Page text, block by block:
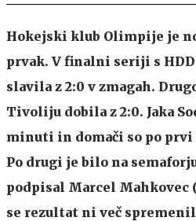
Hokejski klub Olimpije je
prvak. V finalni seriji s
slavila z 2:0 v zmagah.
Tivoliju dobila z 2:0. Jaka
minuti in domači so po
Po drugi je bilo na
podpisal Marcel Mahkovec
se rezultat ni več